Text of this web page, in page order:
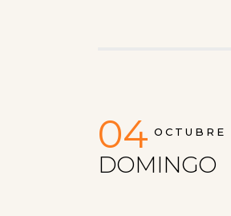
04 OCTUBRE
DOMINGO